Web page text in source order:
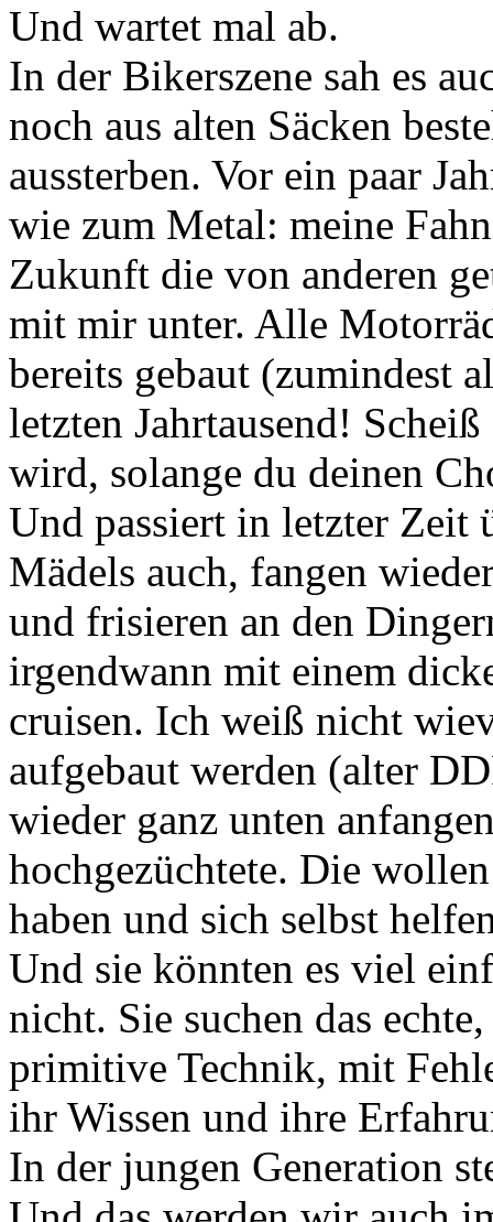
Und wartet mal ab.
In der Bikerszene sah es
noch aus alten Säcken
aussterben. Vor ein paar
wie zum Metal: meine
Zukunft die von anderen
mit mir unter. Alle
bereits gebaut (zumindest
letzten Jahrtausend!
wird, solange du deinen
Und passiert in letzter Zeit
Mädels auch, fangen
und frisieren an den
irgendwann mit einem
cruisen. Ich weiß nicht
aufgebaut werden (alter
wieder ganz unten
hochgezüchtete. Die
haben und sich selbst
Und sie könnten es viel
nicht. Sie suchen das
primitive Technik, mit
ihr Wissen und ihre
In der jungen Generation